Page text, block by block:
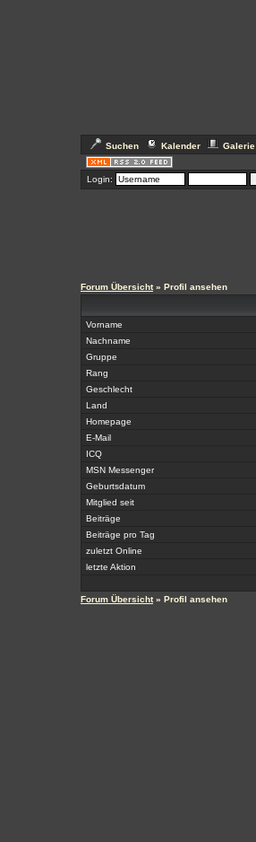
Suchen Kalender Galerie
Login:
Forum Übersicht» Profil ansehen
Vorname
Nachname
Gruppe
Rang
Geschlecht
Land
Homepage
E-Mail
ICQ
MSN Messenger
Geburtsdatum
Mitglied seit
Beiträge
Beiträge pro Tag
zuletzt Online
letzte Aktion
Forum Übersicht» Profil ansehen